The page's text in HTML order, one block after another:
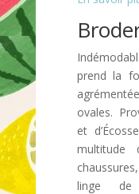
prend la
ovales.
et
multitude
linge